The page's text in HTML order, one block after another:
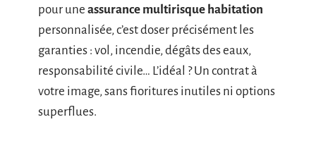
pour une assurance multirisque habitation
personnalisée, c’est doser précisément les
garanties : vol, incendie, dégâts des eaux,
responsabilité civile… L’idéal ? Un contrat à
votre image, sans fioritures inutiles ni options
superflues.